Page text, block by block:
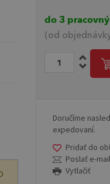
do 3
(od
Doručíme
expedovaní.
Pridať do
Poslať e-
Vytlačiť